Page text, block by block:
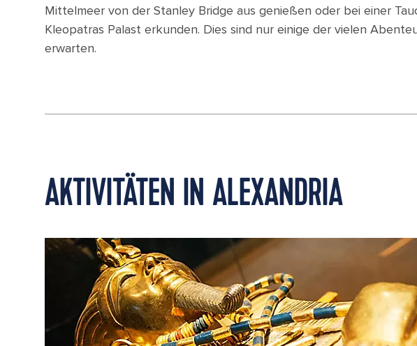
Mittelmeer von der Stanley Bridge aus genießen oder bei einer
Kleopatras Palast erkunden. Dies sind nur einige der vielen
erwarten.
AKTIVITÄTEN IN ALEXANDRIA